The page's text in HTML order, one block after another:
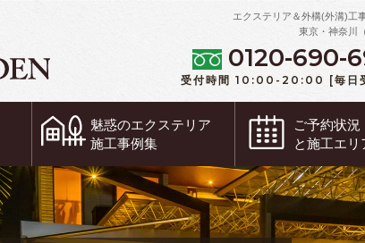
エクステリア＆外構(外溝)工
東京・神奈川
0120-690-
受付時間 10:00-20:00 [毎日
魅惑のエクステリア
施工事例集
ご予約状況
と施工エリ